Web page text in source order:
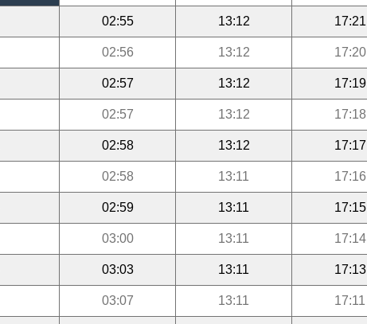
02:55 13:12 17:21
02:56 13:12 17:20
02:57 13:12 17:19
02:57 13:12 17:18
02:58 13:12 17:17
02:58 13:11 17:16
02:59 13:11 17:15
03:00 13:11 17:14
03:03 13:11 17:13
03:07 13:11 17:11